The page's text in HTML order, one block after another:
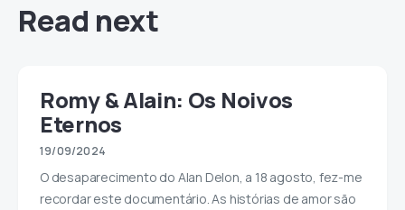
Read next
Romy & Alain: Os Noivos
Eternos
19/09/2024
O desaparecimento do Alan Delon, a 18 agosto, fez-me
recordar este documentário. As histórias de amor são